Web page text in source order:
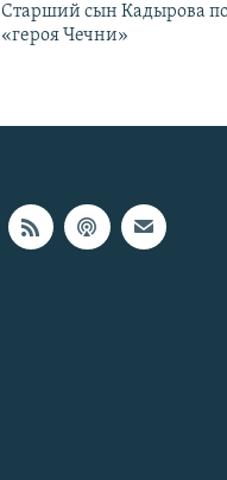
Старший сын Кадырова
«героя Чечни»